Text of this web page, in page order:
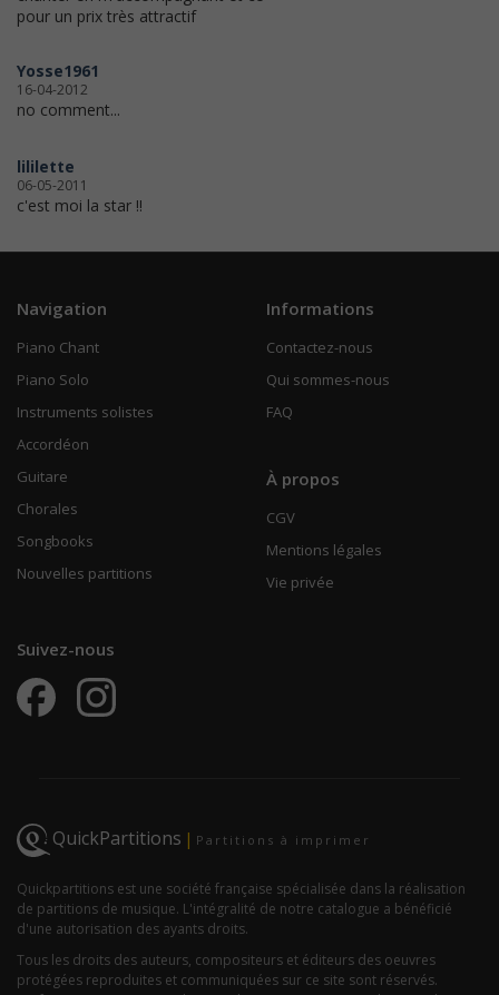
pour un prix très attractif
Yosse1961
16-04-2012
no comment...
lililette
06-05-2011
c'est moi la star !!
Navigation
Piano Chant
Piano Solo
Instruments solistes
Accordéon
Guitare
Chorales
Songbooks
Nouvelles partitions
Informations
Contactez-nous
Qui sommes-nous
FAQ
À propos
CGV
Mentions légales
Vie privée
Suivez-nous
QuickPartitions | Partitions à imprimer
Quickpartitions est une société française spécialisée dans la réalisation
de partitions de musique. L'intégralité de notre catalogue a bénéficié
d'une autorisation des ayants droits.
Tous les droits des auteurs, compositeurs et éditeurs des oeuvres
protégées reproduites et communiquées sur ce site sont réservés.